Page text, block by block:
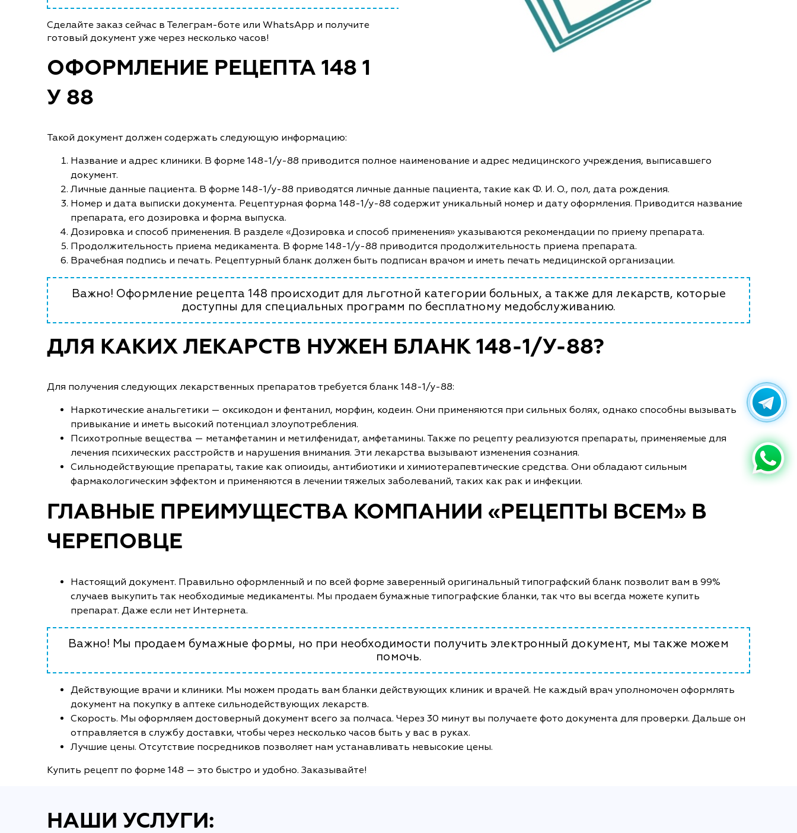
Сделайте заказ сейчас в Телеграм-боте или WhatsApp и получите
готовый документ уже через несколько часов!
ОФОРМЛЕНИЕ РЕЦЕПТА 148 1
У 88
Такой документ должен содержать следующую информацию:
Название и адрес клиники. В форме 148-1/у-88 приводится полное наименование и адрес медицинского учреждения, выписавшего
документ.
Личные данные пациента. В форме 148-1/у-88 приводятся личные данные пациента, такие как Ф. И. О., пол, дата рождения.
Номер и дата выписки документа. Рецептурная форма 148-1/у-88 содержит уникальный номер и дату оформления. Приводится название
препарата, его дозировка и форма выпуска.
Дозировка и способ применения. В разделе «Дозировка и способ применения» указываются рекомендации по приему препарата.
Продолжительность приема медикамента. В форме 148-1/у-88 приводится продолжительность приема препарата.
Врачебная подпись и печать. Рецептурный бланк должен быть подписан врачом и иметь печать медицинской организации.
Важно! Оформление рецепта 148 происходит для льготной категории больных, а также для лекарств, которые
доступны для специальных программ по бесплатному медобслуживанию.
ДЛЯ КАКИХ ЛЕКАРСТВ НУЖЕН БЛАНК 148-1/У-88?
Для получения следующих лекарственных препаратов требуется бланк 148-1/у-88:
Наркотические анальгетики — оксикодон и фентанил, морфин, кодеин. Они применяются при сильных болях, однако способны вызывать
привыкание и иметь высокий потенциал злоупотребления.
Психотропные вещества — метамфетамин и метилфенидат, амфетамины. Также по рецепту реализуются препараты, применяемые для
лечения психических расстройств и нарушения внимания. Эти лекарства вызывают изменения сознания.
Сильнодействующие препараты, такие как опиоиды, антибиотики и химиотерапевтические средства. Они обладают сильным
фармакологическим эффектом и применяются в лечении тяжелых заболеваний, таких как рак и инфекции.
ГЛАВНЫЕ ПРЕИМУЩЕСТВА КОМПАНИИ «РЕЦЕПТЫ ВСЕМ» В
ЧЕРЕПОВЦЕ
Настоящий документ. Правильно оформленный и по всей форме заверенный оригинальный типографский бланк позволит вам в 99%
случаев выкупить так необходимые медикаменты. Мы продаем бумажные типографские бланки, так что вы всегда можете купить
препарат. Даже если нет Интернета.
Важно! Мы продаем бумажные формы, но при необходимости получить электронный документ, мы также можем
помочь.
Действующие врачи и клиники. Мы можем продать вам бланки действующих клиник и врачей. Не каждый врач уполномочен оформлять
документ на покупку в аптеке сильнодействующих лекарств.
Скорость. Мы оформляем достоверный документ всего за полчаса. Через 30 минут вы получаете фото документа для проверки. Дальше он
отправляется в службу доставки, чтобы через несколько часов быть у вас в руках.
Лучшие цены. Отсутствие посредников позволяет нам устанавливать невысокие цены.
Купить рецепт по форме 148 — это быстро и удобно. Заказывайте!
НАШИ УСЛУГИ: